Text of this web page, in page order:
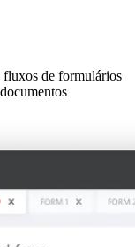
fluxos de formulários